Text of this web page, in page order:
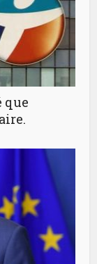
que